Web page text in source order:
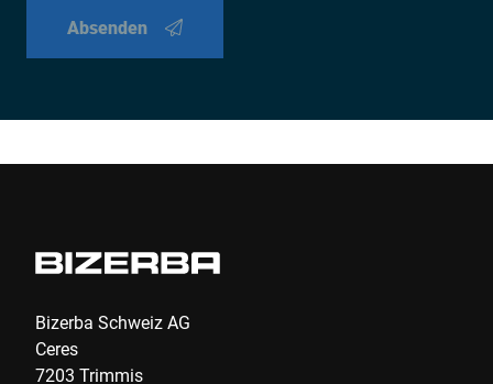
Absenden
Bizerba Schweiz AG
Ceres
7203 Trimmis